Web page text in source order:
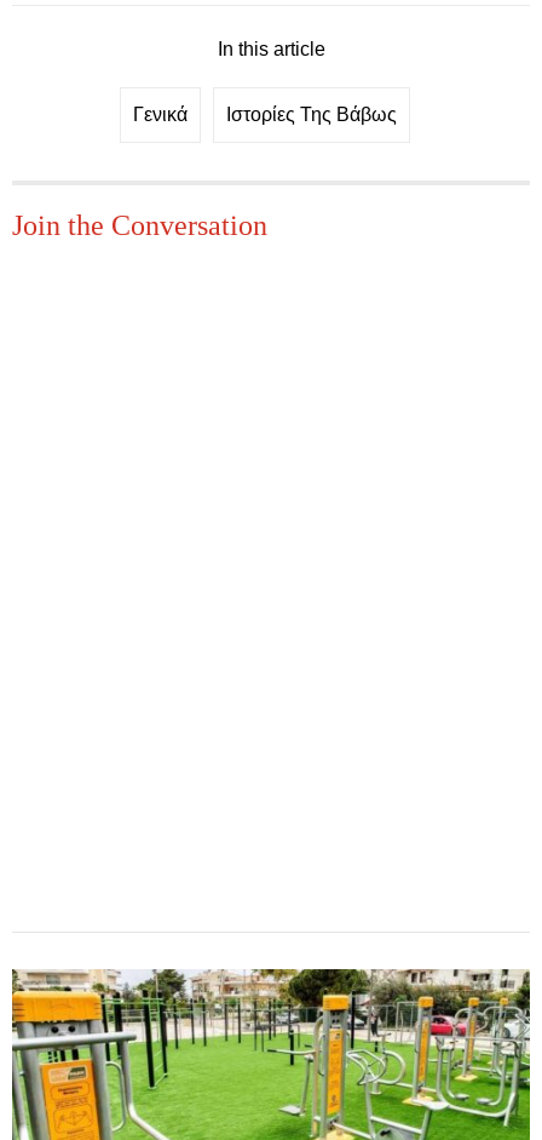
In this article
Γενικά Ιστορίες Της Βάβως
Join the Conversation